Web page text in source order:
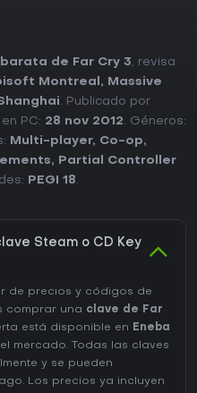
de Far Cry 3, revisa
Montreal, Massive
. Publicado por
PC: 28 nov 2012. Géneros:
Multi-player, Co-op,
,
Partial Controller
PEGI 18.
Steam o CD Key
de precios y códigos de
comprar una clave de Far
está disponible en Eneba
mercado. Todas las claves
y se pueden
Los precios ya incluyen